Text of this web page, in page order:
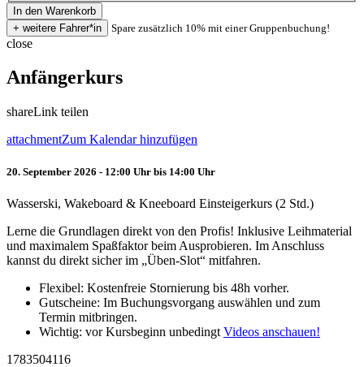
Spare zusätzlich 10% mit einer Gruppenbuchung!
close
Anfängerkurs
shareLink teilen
attachmentZum Kalendar hinzufügen
20. September 2026 - 12:00 Uhr bis 14:00 Uhr
Wasserski, Wakeboard & Kneeboard Einsteigerkurs (2 Std.)
Lerne die Grundlagen direkt von den Profis! Inklusive Leihmaterial
und maximalem Spaßfaktor beim Ausprobieren. Im Anschluss
kannst du direkt sicher im „Üben-Slot“ mitfahren.
Flexibel: Kostenfreie Stornierung bis 48h vorher.
Gutscheine: Im Buchungsvorgang auswählen und zum
Termin mitbringen.
Wichtig: vor Kursbeginn unbedingt Videos anschauen!
1783504116